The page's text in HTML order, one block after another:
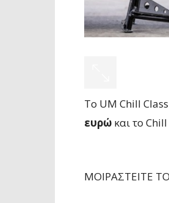
Το UM Chill
ευρώ και το
ΜΟΙΡΑΣΤΕΙΤΕ ΤΟ